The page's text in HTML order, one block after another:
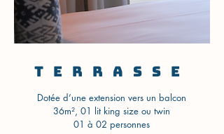
Terrasse
Dotée d’une extension vers un balcon
36m², 01 lit king size ou twin
01 à 02 personnes